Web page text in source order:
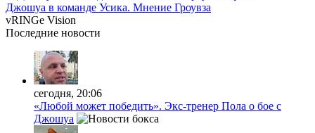
Джошуа в команде Усика. Мнение Гроувза
vRINGe Vision
Последние новости
сегодня, 20:06
«Любой может победить». Экс-тренер Пола о бое с
Джошуа